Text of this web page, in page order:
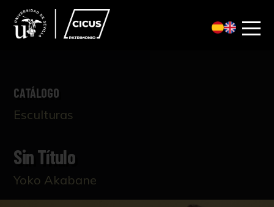
CATÁLOGO
Esculturas
Sin Título
Yoko Akabane